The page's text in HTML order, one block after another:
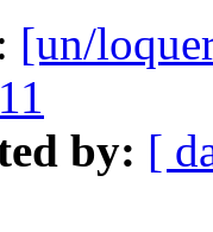
[un/
by: [